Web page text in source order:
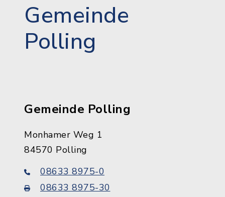
Gemeinde
Polling
Gemeinde Polling
Monhamer Weg 1
84570 Polling
08633 8975-0
08633 8975-30